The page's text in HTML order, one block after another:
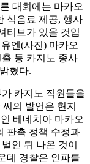
대회에는 마카오
식음료 제공, 행사
티브가 있을 것입
엔(사진) 마카오
등 카지노 종사
혔다.
카지노 직원들을
의 발언은 현지
베네치아 마카오
판촉 정책 수정과
인 뒤 나온 것이
데 경찰은 인파를